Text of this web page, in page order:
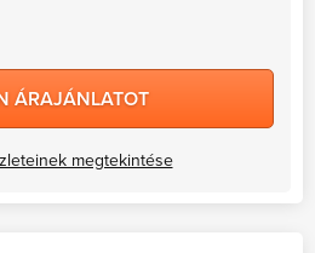
ÁRAJÁNLATOT
megtekintése